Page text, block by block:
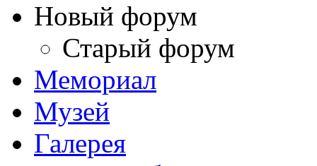
Новый форум
Старый форум
Мемориал
Музей
Галерея